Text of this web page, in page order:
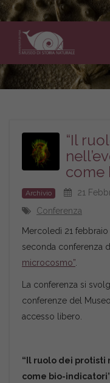
Museo
di
Storia
Naturale
dell'Università
“Il
come
Archivio 21
Conferenza
Mercoledì 21
seconda conferenza
microcosmo”
La conferenza si
conferenze del
accesso libero.
“Il ruolo dei protisti
come bio-